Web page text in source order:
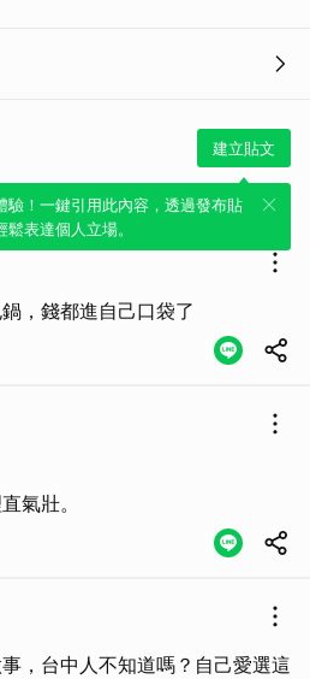
建立貼文
驗！一鍵引用此內容，透過發布貼
鬆表達個人立場。
，錢都進自己口袋了
氣壯。
，台中人不知道嗎？自己愛選這